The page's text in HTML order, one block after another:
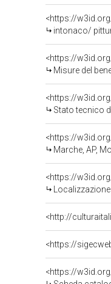
<https://
intonaco/
<https://
Misure del
<https://
Stato tecnico
<https://
Marche, AP,
<https://
<http://
<https://
<https://